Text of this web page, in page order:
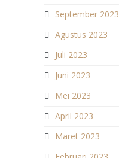
September 2023
Agustus 2023
Juli 2023
Juni 2023
Mei 2023
April 2023
Maret 2023